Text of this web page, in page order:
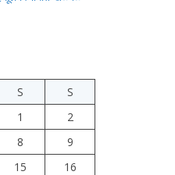
S
S
1
2
8
9
15
16